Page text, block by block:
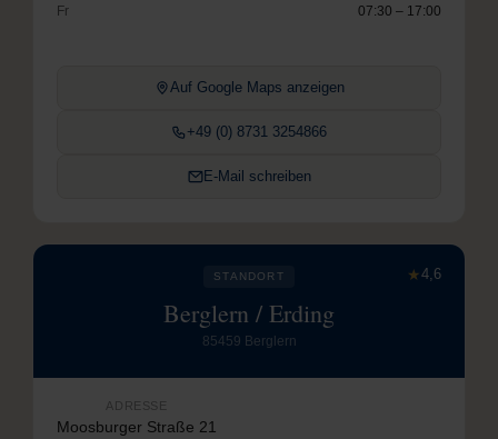
Fr
07:30 – 17:00
Auf Google Maps anzeigen
+49 (0) 8731 3254866
E-Mail schreiben
★4,6
STANDORT
Berglern / Erding
85459 Berglern
ADRESSE
Moosburger Straße 21